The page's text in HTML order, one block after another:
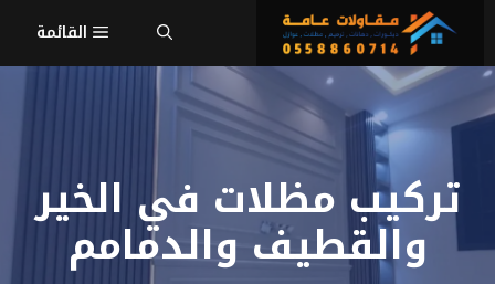
المحتوى
القائمة
تركيب مظلات في الخير
والقطيف والدمامم